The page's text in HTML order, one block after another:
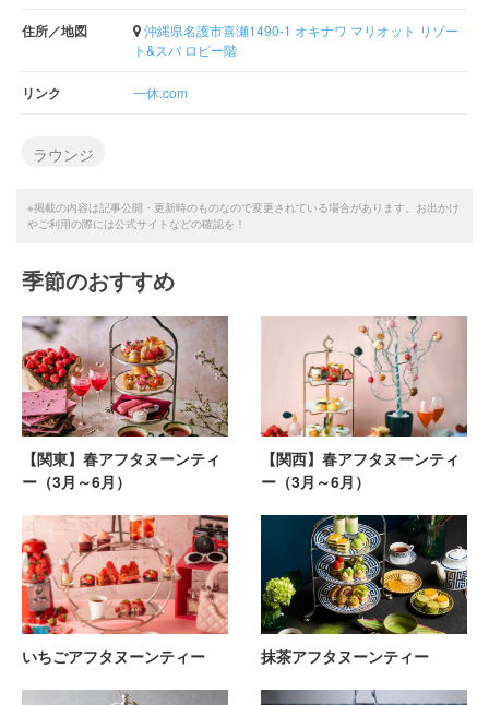
住所／地図
沖縄県名護市喜瀬1490-1 オキナワ マリオット リゾー
ト&スパ ロビー階
リンク 一休.com
ラウンジ
※掲載の内容は記事公開・更新時のものなので変更されている場合があります。お出かけ
やご利用の際には公式サイトなどの確認を！
季節のおすすめ
【関東】春アフタヌーンティ
ー（3月～6月）
【関西】春アフタヌーンティ
ー（3月～6月）
いちごアフタヌーンティー 抹茶アフタヌーンティー